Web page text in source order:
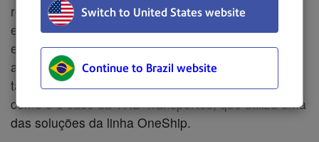
Switch to United States website
Continue to Brazil website
reduzir seu Lead Time após implantação do
equipamento OneShip Sorter. Investir em
equipamentos que permitem mais eficiência e
agilidade na cubagem, por exemplo, pode agilizar
também o ganho de frotas e fretes mais em conta,
como é o caso da TRD Transportes, que utiliza uma
das soluções da linha OneShip.